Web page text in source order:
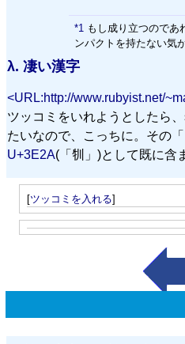
*1もし成り立つのであ
ンパクトを持たない気
λ. 凄い漢字
<URL:http://www.rubyist.net/
ツッコミをいれようとしたら
たいなので、こっちに。その
U+3E2A(「㸪」)として既に含
[ツッコミを入れる]